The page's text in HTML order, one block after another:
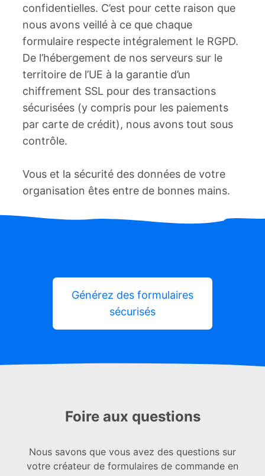
confidentielles. C’est pour cette raison que
nous avons veillé à ce que chaque
formulaire respecte intégralement le RGPD.
De l’hébergement de nos serveurs sur le
territoire de l’UE à la garantie d’un
chiffrement SSL pour des transactions
sécurisées (y compris pour les paiements
par carte de crédit), nous avons tout sous
contrôle.
Vous et la sécurité des données de votre
organisation êtes entre de bonnes mains.
Générez des formulaires
sécurisés
Foire aux questions
Nous savons que vous avez des questions sur
votre créateur de formulaires de commande en